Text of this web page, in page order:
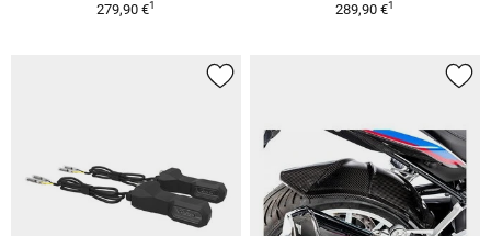
279,90 €1
289,90 €1